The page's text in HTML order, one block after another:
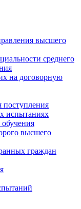
высшего
среднего
на договорную
испытаниях
высшего
граждан